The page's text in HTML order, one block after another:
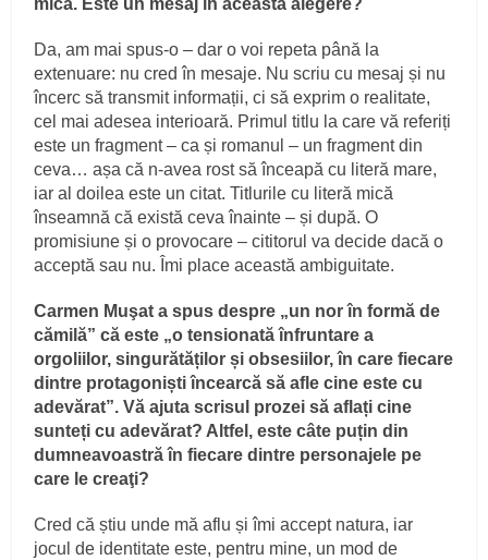
mică. Este un mesaj în această alegere?
Da, am mai spus-o – dar o voi repeta până la
extenuare: nu cred în mesaje. Nu scriu cu mesaj și nu
încerc să transmit informații, ci să exprim o realitate,
cel mai adesea interioară. Primul titlu la care vă referiți
este un fragment – ca și romanul – un fragment din
ceva… așa că n-avea rost să înceapă cu literă mare,
iar al doilea este un citat. Titlurile cu literă mică
înseamnă că există ceva înainte – și după. O
promisiune și o provocare – cititorul va decide dacă o
acceptă sau nu. Îmi place această ambiguitate.
Carmen Muşat a spus despre „un nor în formă de
cămilă” că este „o tensionată înfruntare a
orgoliilor, singurătăților și obsesiilor, în care fiecare
dintre protagoniști încearcă să afle cine este cu
adevărat”. Vă ajuta scrisul prozei să aflați cine
sunteți cu adevărat? Altfel, este câte puțin din
dumneavoastră în fiecare dintre personajele pe
care le creaţi?
Cred că știu unde mă aflu și îmi accept natura, iar
jocul de identitate este, pentru mine, un mod de